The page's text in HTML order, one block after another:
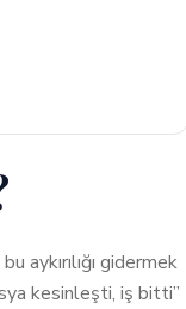
aykırılığı gidermek
kesinleşti, iş bitti”